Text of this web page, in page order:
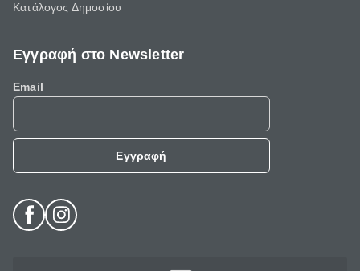
Κατάλογος Δημοσίου
Εγγραφή στο Newsletter
Email
Εγγραφή